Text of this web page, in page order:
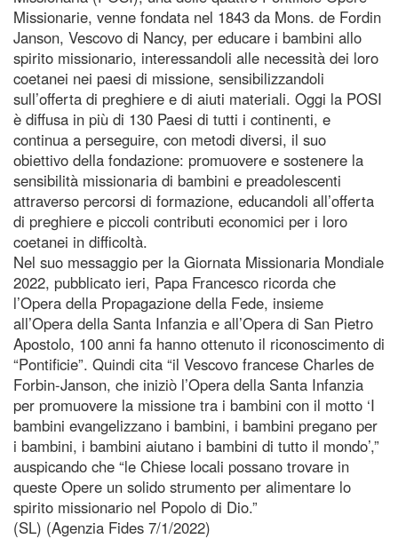
Missionarie, venne fondata nel 1843 da Mons. de Fordin
Janson, Vescovo di Nancy, per educare i bambini allo
spirito missionario, interessandoli alle necessità dei loro
coetanei nei paesi di missione, sensibilizzandoli
sull’offerta di preghiere e di aiuti materiali. Oggi la POSI
è diffusa in più di 130 Paesi di tutti i continenti, e
continua a perseguire, con metodi diversi, il suo
obiettivo della fondazione: promuovere e sostenere la
sensibilità missionaria di bambini e preadolescenti
attraverso percorsi di formazione, educandoli all’offerta
di preghiere e piccoli contributi economici per i loro
coetanei in difficoltà.
Nel suo messaggio per la Giornata Missionaria Mondiale
2022, pubblicato ieri, Papa Francesco ricorda che
l’Opera della Propagazione della Fede, insieme
all’Opera della Santa Infanzia e all’Opera di San Pietro
Apostolo, 100 anni fa hanno ottenuto il riconoscimento di
“Pontificie”. Quindi cita “il Vescovo francese Charles de
Forbin-Janson, che iniziò l’Opera della Santa Infanzia
per promuovere la missione tra i bambini con il motto ‘I
bambini evangelizzano i bambini, i bambini pregano per
i bambini, i bambini aiutano i bambini di tutto il mondo’,”
auspicando che “le Chiese locali possano trovare in
queste Opere un solido strumento per alimentare lo
spirito missionario nel Popolo di Dio.”
(SL) (Agenzia Fides 7/1/2022)